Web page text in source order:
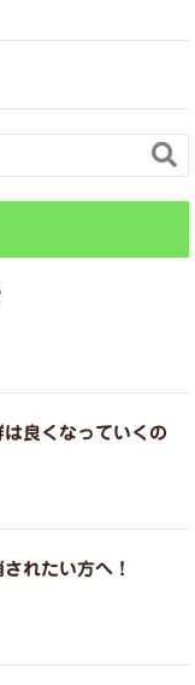

良くなっていくの
れたい方へ！